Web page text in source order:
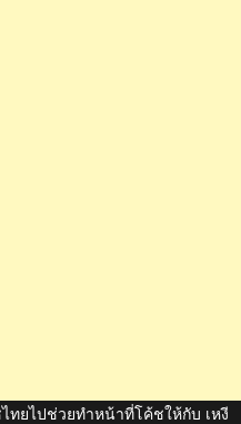
ยไปช่วยทำหน้าที่โค้ชให้กับ เหงี